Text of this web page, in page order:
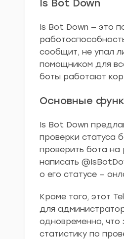
Is Bot Down
Is Bot Down — это
сообщит, не упал
помощником для
боты работают
Основные
Is Bot Down
проверки статуса
проверить бота на
написать
о его статусе —
Кроме того, этот
для
одновременно, что
статистику по